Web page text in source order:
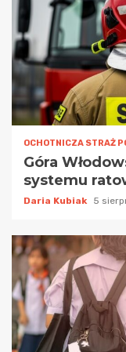
OCHOTNICZA STRAŻ
Góra
systemu
Daria Kubiak 5